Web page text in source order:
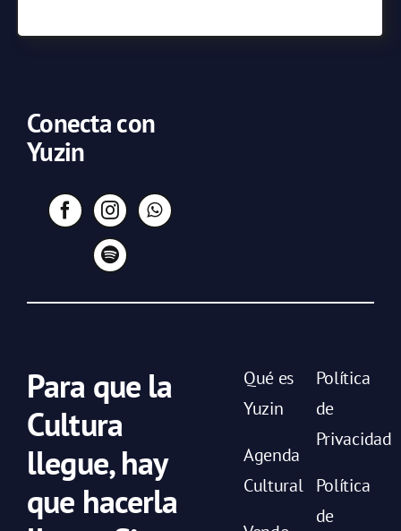
Conecta con
Yuzin
Para que la
Cultura
llegue, hay
que hacerla
Qué es
Yuzin
Agenda
Cultural
Política
de
Privacidad
Política
de